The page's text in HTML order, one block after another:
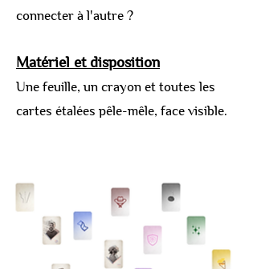
connecter à l'autre ?
Matériel et disposition
Une feuille, un crayon et toutes les
cartes étalées pêle-mêle, face visible.